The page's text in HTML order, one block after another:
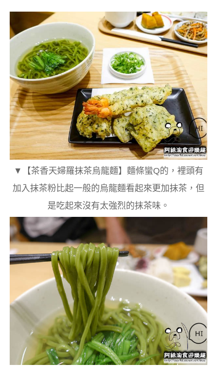
▼【茶香天婦羅抹茶烏龍麵】麵條蠻Q的，裡頭有
加入抹茶粉比起一般的烏龍麵看起來更加抹茶 ，但
是吃起來沒有太強烈的抹茶味。